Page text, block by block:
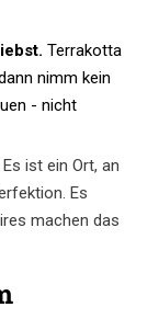
Terrakotta
nimm kein
- nicht
ist ein Ort, an
Es
machen das